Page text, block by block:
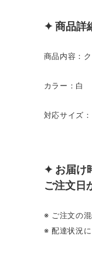
✦ 商品詳
商品内容：
カラー：白
対応サイズ
DBC-
✦ お届け
ご注文日
※ ご注文の
※ 配達状況